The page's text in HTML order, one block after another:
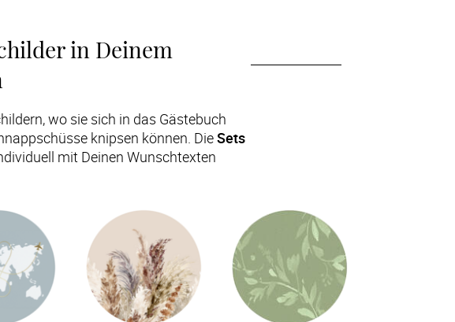
in Deinem
wo sie sich in das Gästebuch
knipsen können. Die Sets
mit Deinen Wunschtexten